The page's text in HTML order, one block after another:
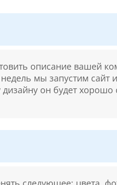
описание вашей
мы запустим
он будет хорошо